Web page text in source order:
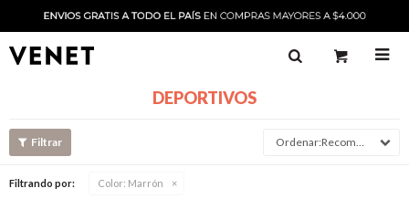

DEPORTIVOS
Recomendado
Filtrando por: Color: Marrón